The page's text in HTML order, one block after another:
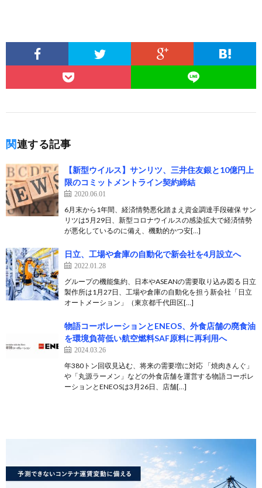
関連する記事
【新型ウイルス】サンリツ、三井住友銀と10億円上
限のコミットメントライン契約締結
2020.06.01
6月末から1年間、経済情勢悪化踏まえ資金調達手段確保 サン
リツは5月29日、新型コロナウイルスの感染拡大で経済情勢
が悪化しているのに備え、機動的かつ安[…]
日立、工場や倉庫の自動化で新会社を4月設立へ
2022.01.28
グループの機能集約、日本やASEANの需要取り込み図る 日立
製作所は1月27日、工場や倉庫の自動化を担う新会社「日立
オートメーション」（東京都千代田区[…]
物語コーポレーションとENEOS、外食店舗の廃食油
を環境負荷低い航空燃料SAF原料に再利用へ
2024.03.26
年380トン回収見込む、将来の需要増に対応 「焼肉きんぐ」
や「丸源ラーメン」などの外食店舗を運営する物語コーポレ
ーションとENEOSは3月26日、店舗[…]